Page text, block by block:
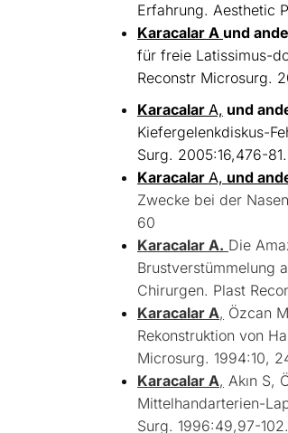
Erfahrung. Aesthetic
Karacalar A und
für freie Latissimus-
Reconstr Microsurg.
Karacalar A, und
Kiefergelenkdiskus-
Surg. 2005:16,476-81.
Karacalar A, und
Zwecke bei der
60
Karacalar A. Die
Brustverstümmelung
Chirurgen. Plast
Karacalar A, Özcan
Rekonstruktion von
Microsurg. 1994:10,
Karacalar A, Akın S,
Mittelhandarterien-
Surg. 1996:49,97-102.